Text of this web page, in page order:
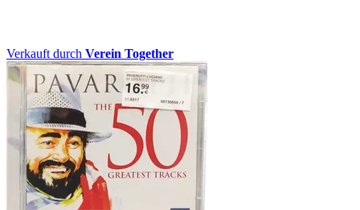
Verkauft durch Verein Together